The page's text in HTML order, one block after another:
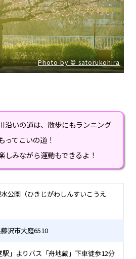
Photo by © satorukohira
沿いの道は、散歩にもランニング
ってこいの道！
しみながら運動もできるよ！
公園（ひきじがわしんすいこうえ
沢市大庭6510
駅」よりバス「舟地蔵」下車徒歩12分